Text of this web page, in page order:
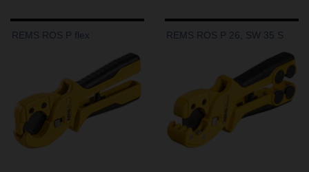
REMS ROS P flex REMS ROS P 26, SW 35 S